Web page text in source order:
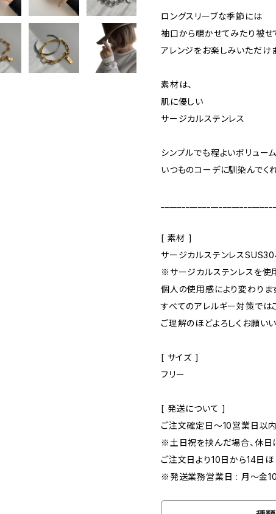
ロングスリーブな季節には
袖口から覗かせてみたり被せ
アレンジをお楽しみいただけま
素材は、
肌に優しい
サージカルステンレス
シンプルでも程よいボリュー
いつものコーデに馴染んでくれ
[ 素材 ]
サージカルステンレス
※サージカルステンレスを使
個人の使用感により変わりま
すべてのアレルギー対策では
ご理解のほどよろしくお願いい
[ サイズ ]
フリー
[ 発送について ]
ご注文確定日〜10営業日以内
※土日祝を挟んだ場合、休日
ご注文日より10日から14日
※発送業務営業日 : 月～金